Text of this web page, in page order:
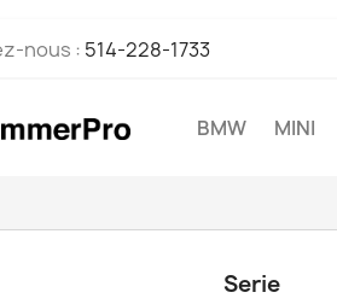
nous : 514-228-1733
BMW MINI
Serie